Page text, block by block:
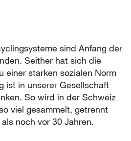
sind Anfang der
Seither hat sich die
einer starken sozialen Norm
ist in unserer Gesellschaft
So wird in der Schweiz
viel gesammelt, getrennt
noch vor 30 Jahren.